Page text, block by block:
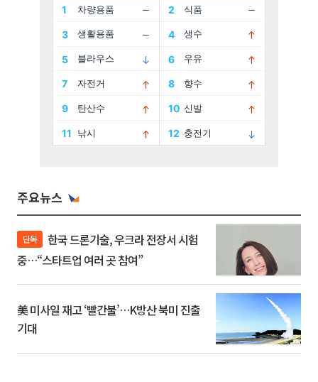
주요뉴스
단독
중…“스타트업 여러 곳 참여”
美 미사일 재고 ‘빨간불’…K방산 북미 진출
기대